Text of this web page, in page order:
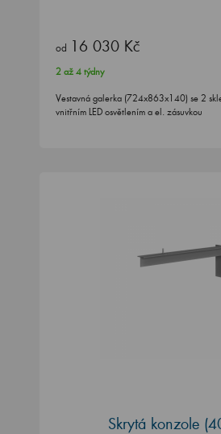
od 16 030 Kč
2 až 4 týdny
Vestavná galerka (724x863x140) se 2
vnitřním LED osvětlením a el. zásuvkou
Skrytá konzole